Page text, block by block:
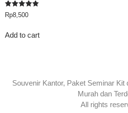
Rated
5.00
Rp8,500
Add to cart
Souvenir Kantor, Paket Seminar Kit
Murah dan
All rights